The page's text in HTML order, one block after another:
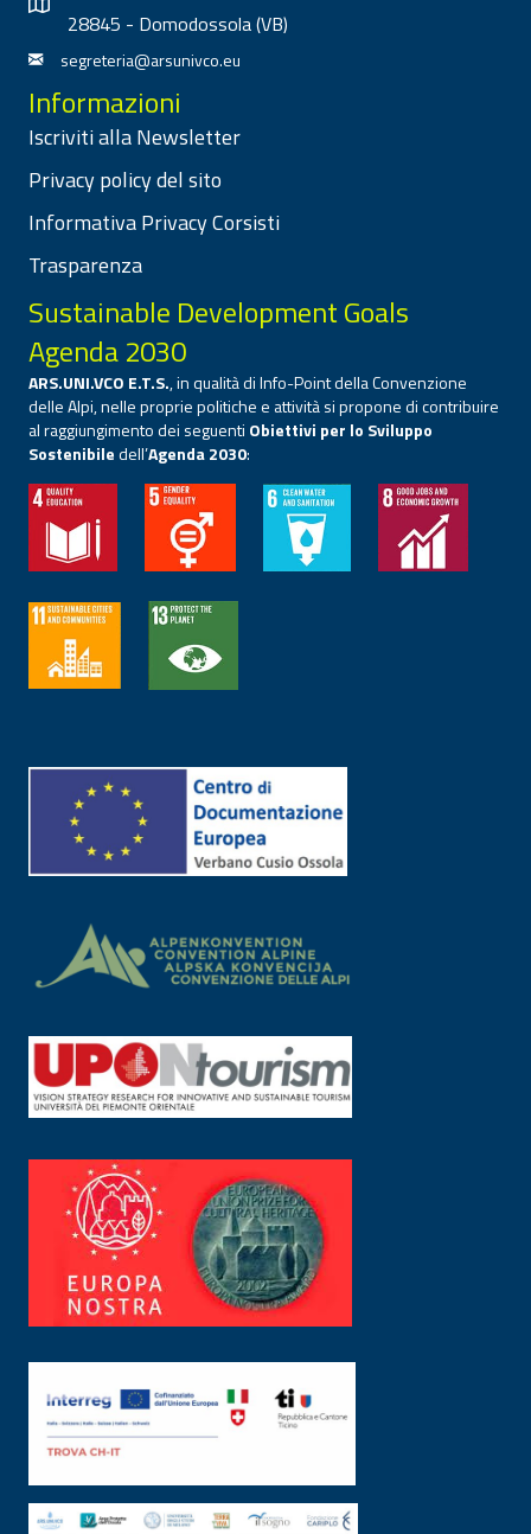
28845 - Domodossola (VB)
segreteria@arsunivco.eu
Informazioni
Iscriviti alla Newsletter
Privacy policy del sito
Informativa Privacy Corsisti
Trasparenza
Sustainable Development Goals
Agenda 2030
ARS.UNI.VCO E.T.S., in qualità di Info-Point della Convenzione
delle Alpi, nelle proprie politiche e attività si propone di contribuire
al raggiungimento dei seguenti Obiettivi per lo Sviluppo
Sostenibiledell’Agenda 2030: